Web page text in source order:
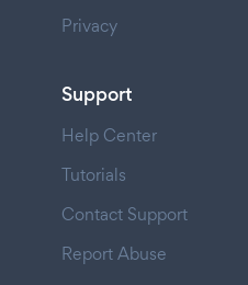
Privacy
Support
Help Center
Tutorials
Contact Support
Report Abuse